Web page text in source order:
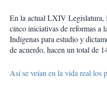
En la actual LXIV Legislatura,
cinco iniciativas de reformas a
Indígenas para estudio y
de acuerdo, hacen un total de
Así se veían en la vida real los